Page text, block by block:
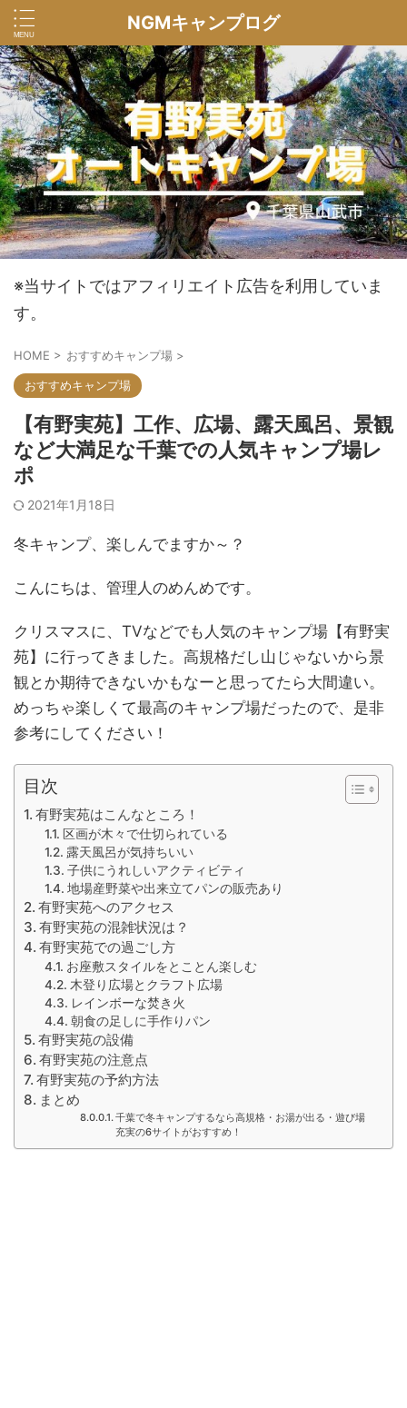
NGMキャンプログ
※当サイトではアフィリエイト広告を利用していま
す。
HOME > おすすめキャンプ場 >
おすすめキャンプ場
【有野実苑】工作、広場、露天風呂、景観
など大満足な千葉での人気キャンプ場レ
ポ
2021年1月18日
冬キャンプ、楽しんでますか～？
こんにちは、管理人のめんめです。
クリスマスに、TVなどでも人気のキャンプ場【有野実
苑】に行ってきました。高規格だし山じゃないから景
観とか期待できないかもなーと思ってたら大間違い。
めっちゃ楽しくて最高のキャンプ場だったので、是非
参考にしてください！
目次
有野実苑はこんなところ！
区画が木々で仕切られている
露天風呂が気持ちいい
子供にうれしいアクティビティ
地場産野菜や出来立てパンの販売あり
有野実苑へのアクセス
有野実苑の混雑状況は？
有野実苑での過ごし方
お座敷スタイルをとことん楽しむ
木登り広場とクラフト広場
レインボーな焚き火
朝食の足しに手作りパン
有野実苑の設備
有野実苑の注意点
有野実苑の予約方法
まとめ
千葉で冬キャンプするなら高規格・お湯が出る・遊び場
充実の6サイトがおすすめ！